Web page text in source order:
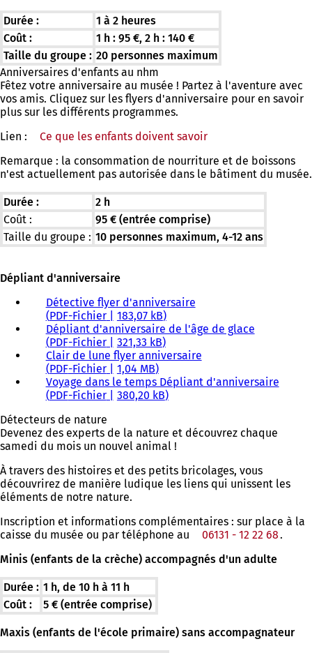
Durée :
1 à 2 heures
Coût :
1 h : 95 €, 2 h : 140 €
Taille du groupe : 20 personnes maximum
Anniversaires d'enfants au nhm
Fêtez votre anniversaire au musée ! Partez à l'aventure avec
vos amis. Cliquez sur les flyers d'anniversaire pour en savoir
plus sur les différents programmes.
Lien :
Ce que les enfants doivent savoir
Remarque : la consommation de nourriture et de boissons
n'est actuellement pas autorisée dans le bâtiment du musée.
Durée :
2 h
Coût :
95 € (entrée comprise)
Taille du groupe : 10 personnes maximum, 4-12 ans
Dépliant d'anniversaire
Détective flyer d'anniversaire
PDF-Fichier
183,07 kB
Dépliant d'anniversaire de l'âge de glace
PDF-Fichier
321,33 kB
Clair de lune flyer anniversaire
PDF-Fichier
1,04 MB
Voyage dans le temps Dépliant d'anniversaire
PDF-Fichier
380,20 kB
Détecteurs de nature
Devenez des experts de la nature et découvrez chaque
samedi du mois un nouvel animal !
À travers des histoires et des petits bricolages, vous
découvrirez de manière ludique les liens qui unissent les
éléments de notre nature.
Inscription et informations complémentaires : sur place à la
caisse du musée ou par téléphone au
06131 - 12 22 68.
Minis (enfants de la crèche) accompagnés d'un adulte
Durée : 1 h, de 10 h à 11 h
Coût :
5 € (entrée comprise)
Maxis (enfants de l'école primaire) sans accompagnateur